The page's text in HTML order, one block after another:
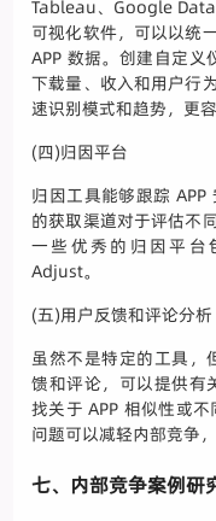
Tableau、Google
可视化软件，可以以统
APP 数据。创建自定义
下载量、收入和用户行
速识别模式和趋势，更
(四)归因平台
归因工具能够跟踪
的获取渠道对于评估不
一些优秀的归因平台
Adjust。
(五)用户反馈和评论分析
虽然不是特定的工具，
馈和评论，可以提供有
找关于 APP 相似性或
问题可以减轻内部竞争
七、内部竞争案例研